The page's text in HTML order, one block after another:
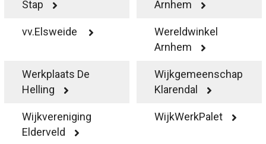
Stap
Arnhem
vv.Elsweide
Wereldwinkel
Arnhem
Werkplaats De
Helling
Wijkgemeenschap
Klarendal
Wijkvereniging
Elderveld
WijkWerkPalet